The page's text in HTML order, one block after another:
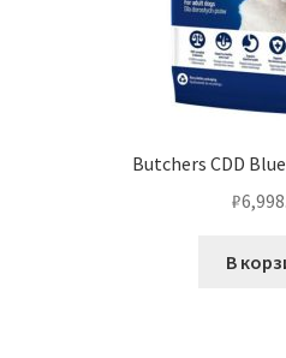
Butchers CDD
₽
В